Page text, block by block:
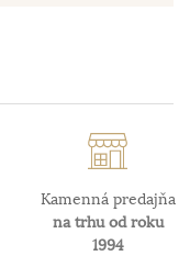
Kamenná predajňa
na trhu od roku
1994